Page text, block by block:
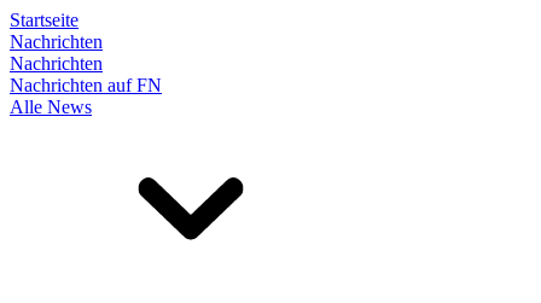
Startseite
Nachrichten
Nachrichten
Nachrichten auf FN
Alle News